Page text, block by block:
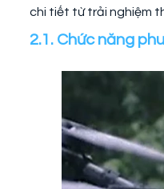
chi tiết từ trải nghiệm
2.1. Chức năng